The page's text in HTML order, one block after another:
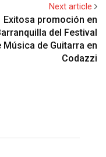
Next article
Exitosa promoción en
del Festival
Música de Guitarra en
Codazzi